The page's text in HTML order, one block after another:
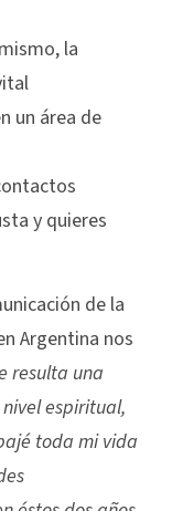
la
un área de
y quieres
de la
Argentina nos
resulta una
espiritual,
toda mi vida